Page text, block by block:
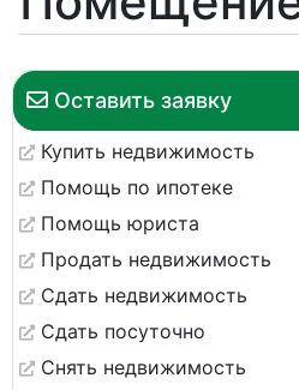
Оставить заявку
Купить недвижимость
Помощь по ипотеке
Помощь юриста
Продать недвижимость
Сдать недвижимость
Сдать посуточно
Снять недвижимость